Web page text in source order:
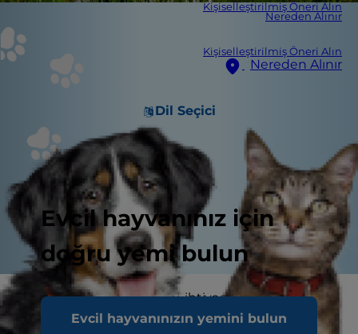
Kişiselleştirilmiş Öneri Alın
Nereden Alınır
Kişiselleştirilmiş Öneri Alın
Nereden Alınır
Dil Seçici
Evcil hayvanınız için
doğru yemi bulun
Evcil hayvanınızın yemini bulun
Köpekler farklı isteklerini, ihtiyaçlarını ve hislerini
ifade etmek için çeşitli sesler çıkarır ancak bir